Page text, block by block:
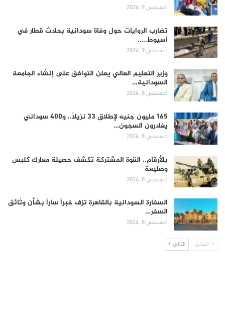
أغسطس 9, 2026
تضارب الروايات حول وفاة سودانية بحادث قطار في
أسيوط..…
أغسطس 9, 2026
وزير التعليم العالي يعلن التوافق على إنشاء الجامعة
السودانية…
أغسطس 8, 2026
165 مليون جنيه لإطلاق 33 نزيلاً.. و400 سوداني
يغادرون السجون…
أغسطس 8, 2026
بالأرقام.. القوة المشتركة تكشف حصيلة معارك كلبس
وصليعة
أغسطس 8, 2026
السفارة السودانية بالقاهرة تزف خبراً ساراً بشأن وثائق
السفر…
أغسطس 8, 2026
السابق التالي